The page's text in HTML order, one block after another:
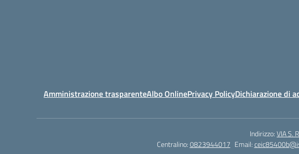
Amministrazione trasparenteAlbo OnlinePrivacy PolicyDichiarazione di
Indirizzo:VIA S.
Centralino:0823944017 Email: